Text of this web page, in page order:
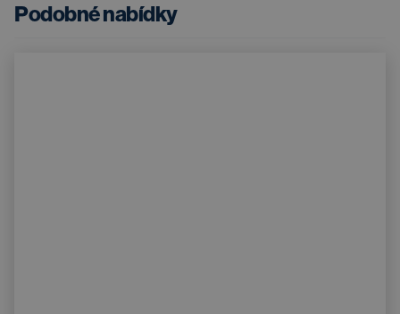
Podobné nabídky